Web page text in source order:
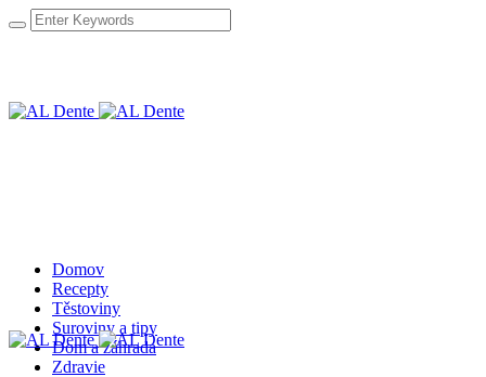
Domov
Recepty
Těstoviny
Suroviny a tipy
Dom a záhrada
Zdravie